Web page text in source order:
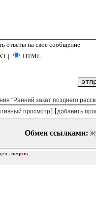
ответы на своё сообщение
|
HTML
"Ранний закат позднего
просмотр] [добавить
Обмен ссылками:
- negros